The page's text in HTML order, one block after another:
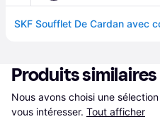
Produits similaires
Nous avons choisi une
vous intéresser. Tout afficher